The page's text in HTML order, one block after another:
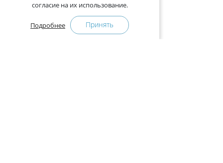
согласие на их использование.
Подробнее Принять